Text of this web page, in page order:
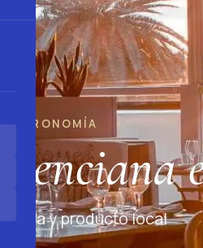
y producto local